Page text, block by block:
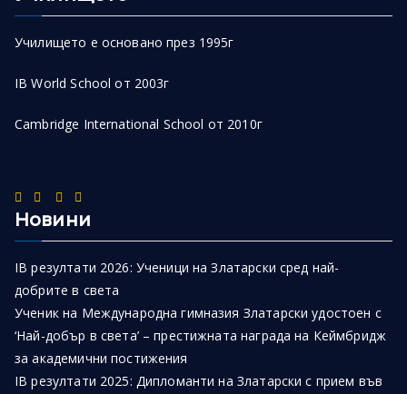
Училището е основано през 1995г
IB World School от 2003г
Cambridge International School от 2010г
Новини
IB резултати 2026: Ученици на Златарски сред най-
добрите в света
Ученик на Международна гимназия Златарски удостоен с
‘Най-добър в света’ – престижната награда на Кеймбридж
за академични постижения
IB резултати 2025: Дипломанти на Златарски с прием във